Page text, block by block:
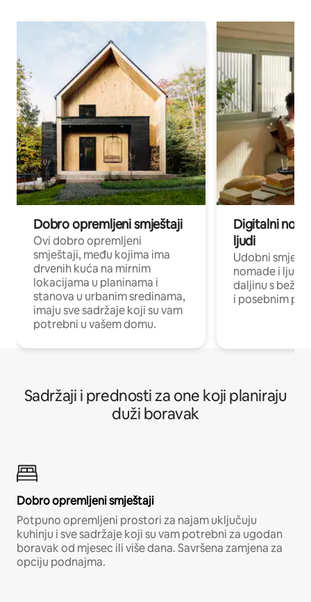
Dobro opremljeni smještaji
Ovi dobro opremljeni
smještaji, među kojima ima
drvenih kuća na mirnim
lokacijama u planinama i
stanova u urbanim sredinama,
imaju sve sadržaje koji su vam
potrebni u vašem domu.
Digitalni
ljudi
Udobni
nomade i ljude
daljinu s
i posebnim
Sadržaji i prednosti za one koji planiraju
duži boravak
Dobro opremljeni smještaji
Potpuno opremljeni prostori za najam uključuju
kuhinju i sve sadržaje koji su vam potrebni za ugodan
boravak od mjesec ili više dana. Savršena zamjena za
opciju podnajma.